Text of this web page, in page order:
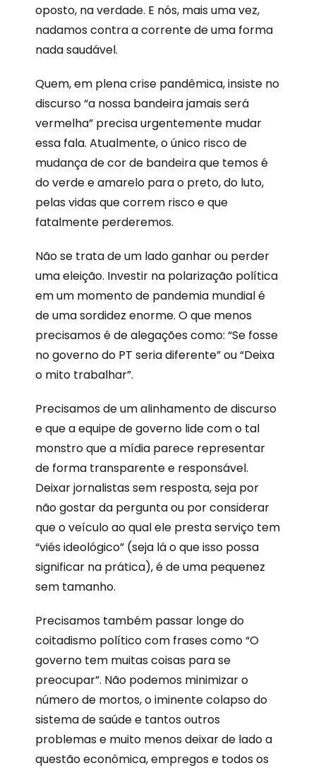
oposto, na verdade. E nós, mais uma vez,
nadamos contra a corrente de uma forma
nada saudável.
Quem, em plena crise pandêmica, insiste no
discurso “a nossa bandeira jamais será
vermelha” precisa urgentemente mudar
essa fala. Atualmente, o único risco de
mudança de cor de bandeira que temos é
do verde e amarelo para o preto, do luto,
pelas vidas que correm risco e que
fatalmente perderemos.
Não se trata de um lado ganhar ou perder
uma eleição. Investir na polarização política
em um momento de pandemia mundial é
de uma sordidez enorme. O que menos
precisamos é de alegações como: “Se fosse
no governo do PT seria diferente” ou “Deixa
o mito trabalhar”.
Precisamos de um alinhamento de discurso
e que a equipe de governo lide com o tal
monstro que a mídia parece representar
de forma transparente e responsável.
Deixar jornalistas sem resposta, seja por
não gostar da pergunta ou por considerar
que o veículo ao qual ele presta serviço tem
“viés ideológico” (seja lá o que isso possa
significar na prática), é de uma pequenez
sem tamanho.
Precisamos também passar longe do
coitadismo político com frases como “O
governo tem muitas coisas para se
preocupar”. Não podemos minimizar o
número de mortos, o iminente colapso do
sistema de saúde e tantos outros
problemas e muito menos deixar de lado a
questão econômica, empregos e todos os